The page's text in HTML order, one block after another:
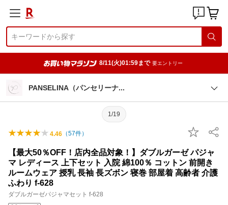
8/11(火)01:59まで 要エントリー
PANSELINA（パンセリーナ
1/19
4.46 （57件）
【最大50％OFF！店内全品対象！】ダブルガーゼ パジャ
マ レディース 上下セット 入院 綿100％ コットン 前開き
ルームウェア 授乳 長袖 長ズボン 寝巻 部屋着 高齢者 介護
ふわり f-628
ダブルガーゼパジャマセット f-628